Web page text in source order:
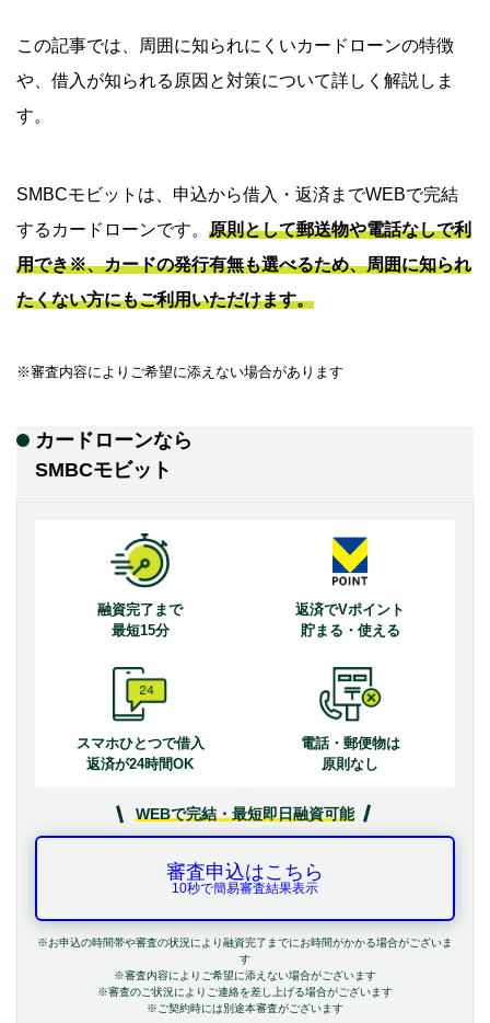
この記事では、周囲に知られにくいカードローンの特徴
や、借入が知られる原因と対策について詳しく解説しま
す。
SMBCモビットは、申込から借入・返済までWEBで完結
するカードローンです。 原則として郵送物や電話なしで利
用でき※、カードの発行有無も選べるため、周囲に知られ
たくない方にもご利用いただけます。
※審査内容によりご希望に添えない場合があります
カードローンなら
SMBCモビット
融資完了まで
最短15分
返済でVポイント
貯まる・使える
スマホひとつで借入
返済が24時間OK
電話・郵便物は
原則なし
WEBで完結・最短即日融資可能
審査申込はこちら
10秒で簡易審査結果表示
※お申込の時間帯や審査の状況により融資完了までにお時間がかかる場合がございま
す
※審査内容によりご希望に添えない場合がございます
※審査のご状況によりご連絡を差し上げる場合がございます
※ご契約時には別途本審査がございます